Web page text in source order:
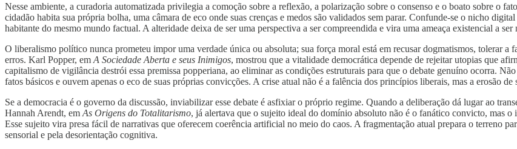
Nesse ambiente, a curadoria automatizada privilegia a comoção sobre a reflexão, a polarização sobre o consenso e o boato sobre o
cidadão habita sua própria bolha, uma câmara de eco onde suas crenças e medos são validados sem parar. Confunde-se o nicho
habitante do mesmo mundo factual. A alteridade deixa de ser uma perspectiva a ser compreendida e vira uma ameaça existencial a ser
O liberalismo político nunca prometeu impor uma verdade única ou absoluta; sua força moral está em recusar dogmatismos, tolerar a
erros. Karl Popper, em A Sociedade Aberta e seus Inimigos, mostrou que a vitalidade democrática depende de rejeitar utopias que
capitalismo de vigilância destrói essa premissa popperiana, ao eliminar as condições estruturais para que o debate genuíno ocorra.
fatos básicos e ouvem apenas o eco de suas próprias convicções. A crise atual não é a falência dos princípios liberais, mas a erosão de
Se a democracia é o governo da discussão, inviabilizar esse debate é asfixiar o próprio regime. Quando a deliberação dá lugar ao
Hannah Arendt, em As Origens do Totalitarismo, já alertava que o sujeito ideal do domínio absoluto não é o fanático convicto, mas
Esse sujeito vira presa fácil de narrativas que oferecem coerência artificial no meio do caos. A fragmentação atual prepara o terreno
sensorial e pela desorientação cognitiva.